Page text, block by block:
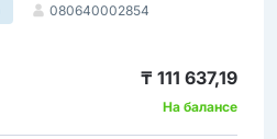
080640002854
₸ 111 637,19
На балансе